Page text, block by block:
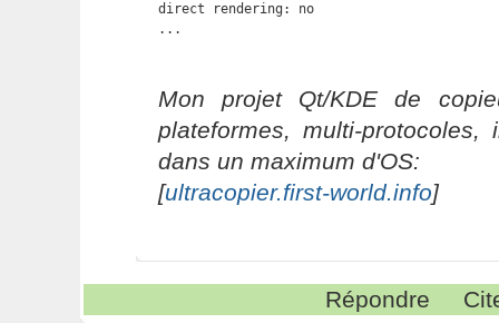
direct rendering: no
...
Mon projet Qt/KDE de
plateformes, multi-protocoles,
dans un maximum d'OS:
[ultracopier.first-world.info]
Répondre